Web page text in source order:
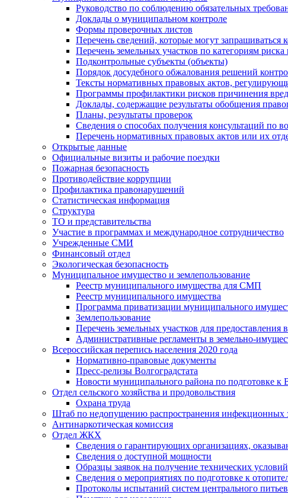
Руководство по соблюдению обязательных
Доклады о муниципальном контроле
Формы проверочных листов
Перечень сведений, которые могут
Перечень земельных участков по категориям
Подконтрольные субъекты (объекты)
Порядок досудебного обжалования решений
Тексты нормативных правовых актов,
Программы профилактики рисков причинения
Доклады, содержащие результаты обобщения
Планы, результаты проверок
Сведения о способах получения консультаций по
Перечень нормативных правовых актов или их
Открытые данные
Официальные визиты и рабочие поездки
Пожарная безопасность
Противодействие коррупции
Профилактика правонарушений
Статистическая информация
Структура
ТО и представительства
Участие в программах и международное сотрудничество
Учрежденные СМИ
Финансовый отдел
Экологическая безопасность
Муниципальное имущество и землепользование
Реестр муниципального имущества для СМП
Реестр муниципального имущества
Программа приватизации муниципального
Землепользование
Перечень земельных участков для предоставления
Административные регламенты в земельно-
Всероссийская перепись населения 2020 года
Нормативно-правовые документы
Пресс-релизы Волгоградстата
Новости муниципального района по подготовке к
Отдел сельского хозяйства и продовольствия
Охрана труда
Штаб по недопущению распространения инфекционных
Антинаркотическая комиссия
Отдел ЖКХ
Сведения о гарантирующих организациях,
Сведения о доступной мощности
Образцы заявок на получение технических
Сведения о мероприятиях по подготовке к
Протоколы испытаний систем центрального